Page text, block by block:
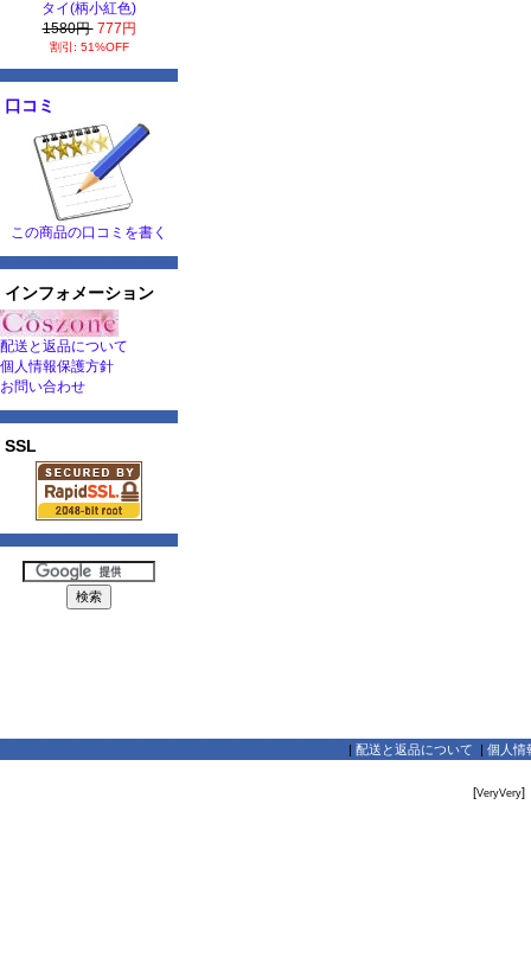
タイ(柄小紅色)
1580円 777円
割引: 51%OFF
口コミ
この商品の口コミを書く
インフォメーション
配送と返品について
個人情報保護方針
お問い合わせ
SSL
| 配送と返品について | 個人情
[VeryVery]